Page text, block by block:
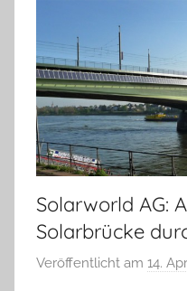
Solarworld AG:
Solarbrücke
Veröffentlicht am 14.